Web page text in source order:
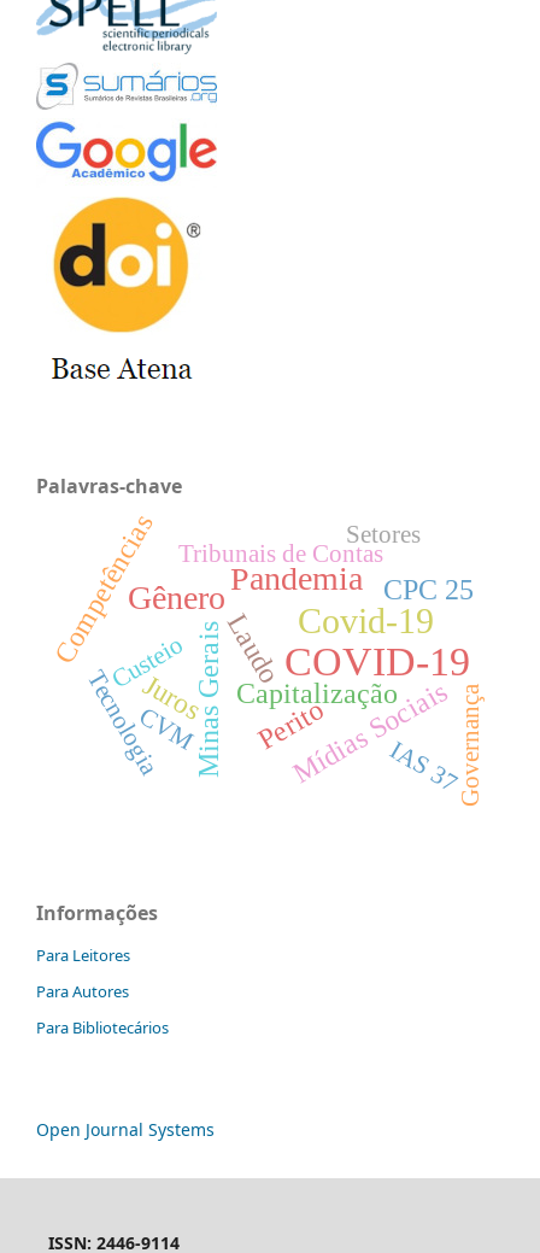
Palavras-chave
COVID-19
Covid-19
Gênero
Pandemia
Capitalização
Juros
Laudo
Perito
Competências
Minas Gerais
CPC 25
Mídias Sociais
Tribunais de Contas
Governança
Custeio
Tecnologia
Setores
IAS 37
CVM
Informações
Para Leitores
Para Autores
Para Bibliotecários
Open Journal Systems
ISSN: 2446-9114